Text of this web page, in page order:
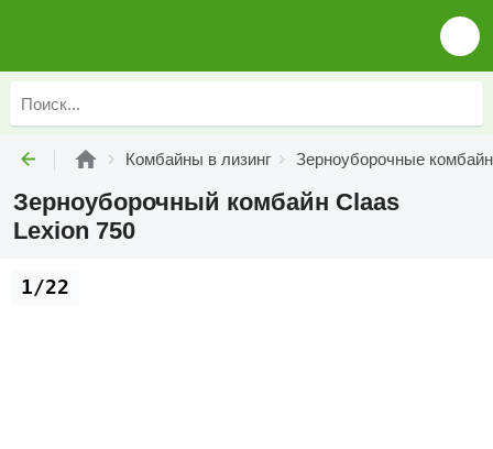
Комбайны в лизинг Зерноуборочные
Зерноуборочный комбайн Claas
Lexion 750
1/22